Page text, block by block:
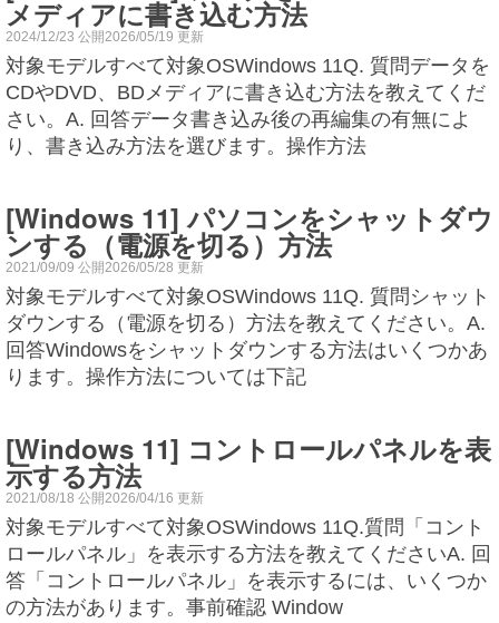
メディアに書き込む方法
2024/12/23 公開2026/05/19 更新
対象モデルすべて対象OSWindows 11Q. 質問データを
CDやDVD、BDメディアに書き込む方法を教えてくだ
さい。A. 回答データ書き込み後の再編集の有無によ
り、書き込み方法を選びます。操作方法
[Windows 11] パソコンをシャットダウ
ンする（電源を切る）方法
2021/09/09 公開2026/05/28 更新
対象モデルすべて対象OSWindows 11Q. 質問シャット
ダウンする（電源を切る）方法を教えてください。A.
回答Windowsをシャットダウンする方法はいくつかあ
ります。操作方法については下記
[Windows 11] コントロールパネルを表
示する方法
2021/08/18 公開2026/04/16 更新
対象モデルすべて対象OSWindows 11Q.質問「コント
ロールパネル」を表示する方法を教えてくださいA. 回
答「コントロールパネル」を表示するには、いくつか
の方法があります。事前確認 Window